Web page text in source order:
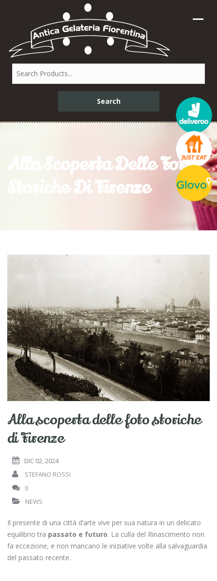
Alla Scoperta Delle Foto
Storiche Di Firenze
Alla scoperta delle foto storiche
di Firenze
DIC 02, 2024
STEFANO ROSSI
0
NEWS
Il presente di una città d’arte vive per sua natura in un delicato
equilibrio tra passato e futuro. La culla del Rinascimento non
fa eccezione, e non mancano le iniziative volte alla salvaguardia
del passato recente.